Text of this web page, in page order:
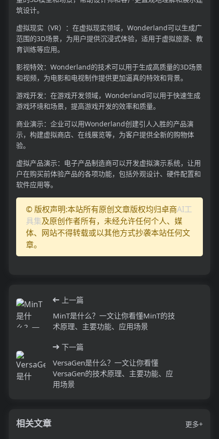
筑设计。
虚拟现实（VR）：在虚拟现实领域，Wonderland可以生成广
范围的3D场景，为用户提供沉浸式体验，适用于虚拟旅游、教
育训练等应用。
影视特效：Wonderland的技术可以用于生成高质量的3D场景
和视频，为电影和电视制作提供更加逼真的特效和背景。
游戏开发：在游戏开发领域，Wonderland可以用于快速生成
游戏环境和场景，提高游戏开发的效率和质量。
商业演示：企业可以用Wonderland创建引人入胜的产品演
示，构建虚拟商店、在线展览等，为客户提供全新的购物体
验。
虚拟产品演示：电子产品制造商可以开发虚拟演示系统，让用
户在购买前体验产品的各项功能，包括外观设计、硬件配置和
软件应用等。
© 版权声明:本站所有原创文章版权均归卓商AI工
具集及原创作者所有，未经允许任何个人、媒
体、网站不得转载或以其他方式抄袭本站任何文
章。
上一篇
MinT是什么？一文让你看懂MinT的技
术原理、主要功能、应用场景
下一篇
VersaGen是什么？一文让你看懂
VersaGen的技术原理、主要功能、应
用场景
相关文章 更多+